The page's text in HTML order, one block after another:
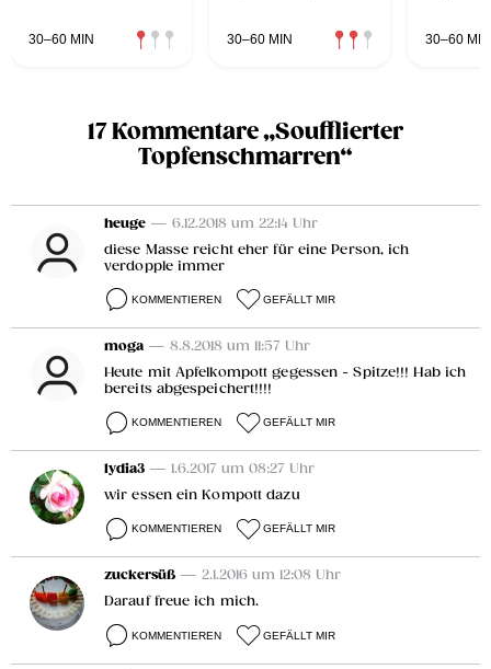
30–60 MIN 30–60 MIN 30–60 MIN
17 Kommentare „Soufflierter
Topfenschmarren“
heuge — 6.12.2018 um 22:14 Uhr
diese Masse reicht eher für eine Person, ich
verdopple immer
KOMMENTIEREN GEFÄLLT MIR
moga — 8.8.2018 um 11:57 Uhr
Heute mit Apfelkompott gegessen - Spitze!!! Hab ich
bereits abgespeichert!!!!
KOMMENTIEREN GEFÄLLT MIR
lydia3 — 1.6.2017 um 08:27 Uhr
wir essen ein Kompott dazu
KOMMENTIEREN GEFÄLLT MIR
zuckersüß — 2.1.2016 um 12:08 Uhr
Darauf freue ich mich.
KOMMENTIEREN GEFÄLLT MIR